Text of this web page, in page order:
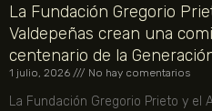
La Fundación Gregorio
Valdepeñas crean una
centenario de la
1 julio, 2026 No hay comentarios
La Fundación Gregorio Prieto y el